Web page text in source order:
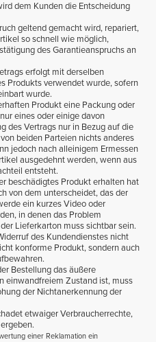
dem Kunden die Entscheidung
geltend gemacht wird, repariert,
so schnell wie möglich,
des Garantieanspruchs an
erfolgt mit derselben
Produkts verwendet wurde, sofern
wurde.
Produkt eine Packung oder
eines oder einige davon
des Vertrags nur in Bezug auf die
beiden Parteien nichts anderes
jedoch nach alleinigem Ermessen
ausgedehnt werden, wenn aus
entsteht.
beschädigtes Produkt erhalten hat
von dem unterscheidet, das der
ein kurzes Video oder
in denen das Problem
Lieferkarton muss sichtbar sein.
des Kundendienstes nicht
konforme Produkt, sondern auch
Bestellung das äußere
einwandfreiem Zustand ist, muss
der Nichtanerkennung der
etwaiger Verbraucherrechte,
einer Reklamation ein